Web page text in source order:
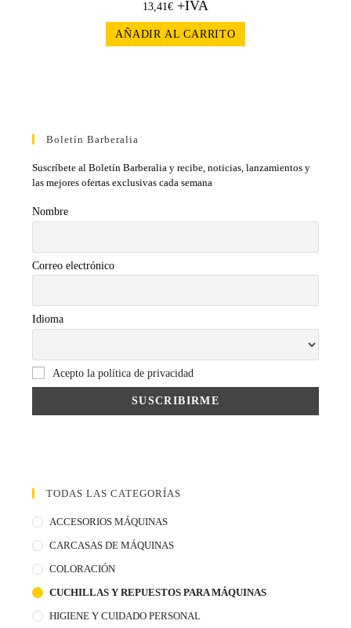
Boletín Barberalia
Suscríbete al Boletín Barberalia y recibe, noticias, lanzamientos y
las mejores ofertas exclusivas cada semana
Nombre
Correo electrónico
Idioma
Acepto la política de privacidad
TODAS LAS CATEGORÍAS
ACCESORIOS MÁQUINAS
CARCASAS DE MÁQUINAS
COLORACIÓN
CUCHILLAS Y REPUESTOS PARA MÁQUINAS
HIGIENE Y CUIDADO PERSONAL
13,41€ +IVA
AÑADIR AL CARRITO